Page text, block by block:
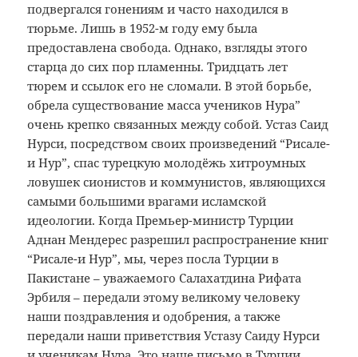
подвергался гонениям и часто находился в
тюрьме. Лишь в 1952-м году ему была
предоставлена свобода. Однако, взгляды этого
старца до сих пор пламенны. Тридцать лет
тюрем и ссылок его не сломали. В этой борьбе,
обрела существование масса учеников Нура”
очень крепко связанных между собой. Устаз Саид
Нурси, посредством своих произведений “Рисале-
и Нур”, спас турецкую молодёжь хитроумных
ловушек сионистов и коммунистов, являющихся
самыми большими врагами исламской
идеологии. Когда Премьер-министр Турции
Аднан Мендерес разрешил распространение книг
“Рисале-и Нур”, мы, через посла Турции в
Пакистане – уважаемого Салахатдина Рифата
Эрбиля – передали этому великому человеку
наши поздравления и одобрения, а также
передали наши приветствия Устазу Саиду Нурси